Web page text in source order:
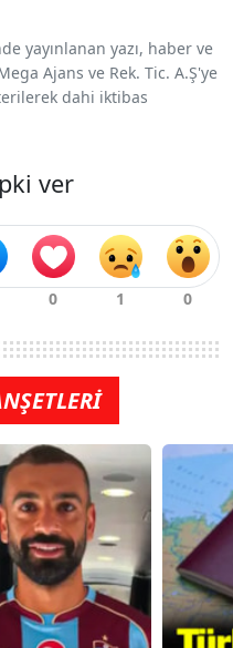
yayınlanan yazı, haber ve
Ajans ve Rek. Tic. A.Ş'ye
dahi iktibas
ver